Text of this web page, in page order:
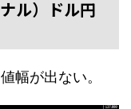
ル）ドル円
幅が出ない。